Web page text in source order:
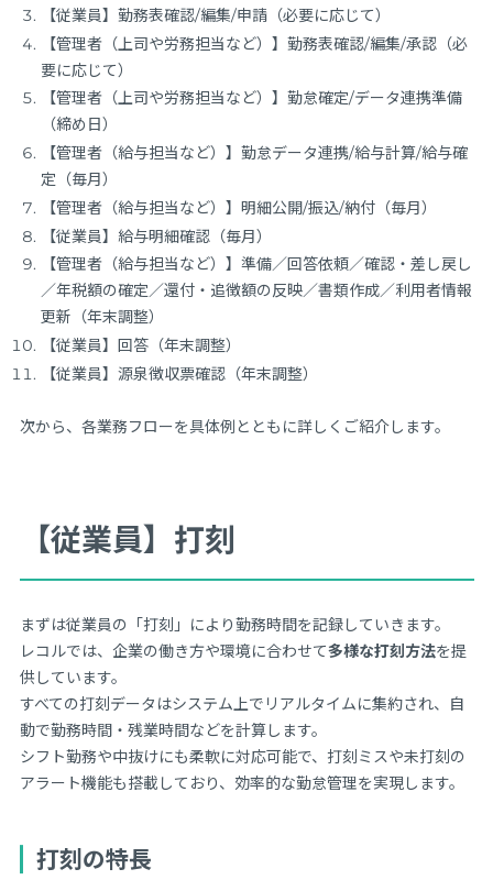
【従業員】勤務表確認/編集/申請（必要に応じて）
【管理者（上司や労務担当など）】勤務表確認/編集/承認（必
要に応じて）
【管理者（上司や労務担当など）】勤怠確定/データ連携準備
（締め日）
【管理者（給与担当など）】勤怠データ連携/給与計算/給与確
定（毎月）
【管理者（給与担当など）】明細公開/振込/納付（毎月）
【従業員】給与明細確認（毎月）
【管理者（給与担当など）】準備／回答依頼／確認・差し戻し
／年税額の確定／還付・追徴額の反映／書類作成／利用者情報
更新（年末調整）
【従業員】回答（年末調整）
【従業員】源泉徴収票確認（年末調整）
次から、各業務フローを具体例とともに詳しくご紹介します。
【従業員】打刻
まずは従業員の「打刻」により勤務時間を記録していきます。
レコルでは、企業の働き方や環境に合わせて多様な打刻方法を提
供しています。
すべての打刻データはシステム上でリアルタイムに集約され、自
動で勤務時間・残業時間などを計算します。
シフト勤務や中抜けにも柔軟に対応可能で、打刻ミスや未打刻の
アラート機能も搭載しており、効率的な勤怠管理を実現します。
打刻の特長